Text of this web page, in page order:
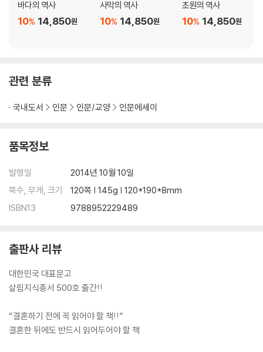
환상적인 결혼을 꿈꾸는 그대에게
당신은 어떤 결혼을 선택할 것인가
마치며
바다의 역사
14,850원
10%
사막의 역사
14,850원
10%
초원의 역사
14,850원
10%
관련 분류
국내도서 인문 인문/교양 인문에세이
품목정보
발행일
2014년 10월 10일
쪽수, 무게, 크기
120쪽 | 145g | 120*190*8mm
ISBN13
9788952229489
출판사 리뷰
대한민국 대표문고
살림지식총서 500호 출간!!
“결혼하기 전에 꼭 읽어야 할 책!!”
결혼한 뒤에도 반드시 읽어두어야 할 책